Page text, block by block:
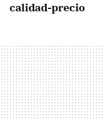
calidad-precio